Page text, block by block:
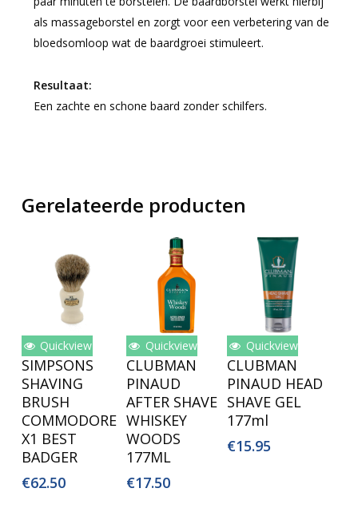
als massageborstel en zorgt voor een verbetering van de
bloedsomloop wat de baardgroei stimuleert.
Resultaat:
Een zachte en schone baard zonder schilfers.
Gerelateerde producten
Toevoegen
Aan
Winkelwagen
Quickview
SIMPSONS
SHAVING
BRUSH
COMMODORE
X1 BEST
BADGER
€62.50
Toevoegen
Aan
Winkelwagen
Quickview
CLUBMAN
PINAUD
AFTER SHAVE
WHISKEY
WOODS
177ML
€17.50
Toevoegen
Aan
Winkelwagen
Quickview
CLUBMAN
PINAUD HEAD
SHAVE GEL
177ml
€15.95